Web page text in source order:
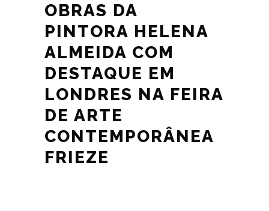
OBRAS DA
PINTORA HELENA
ALMEIDA COM
DESTAQUE EM
LONDRES NA FEIRA
DE ARTE
CONTEMPORÂNEA
FRIEZE